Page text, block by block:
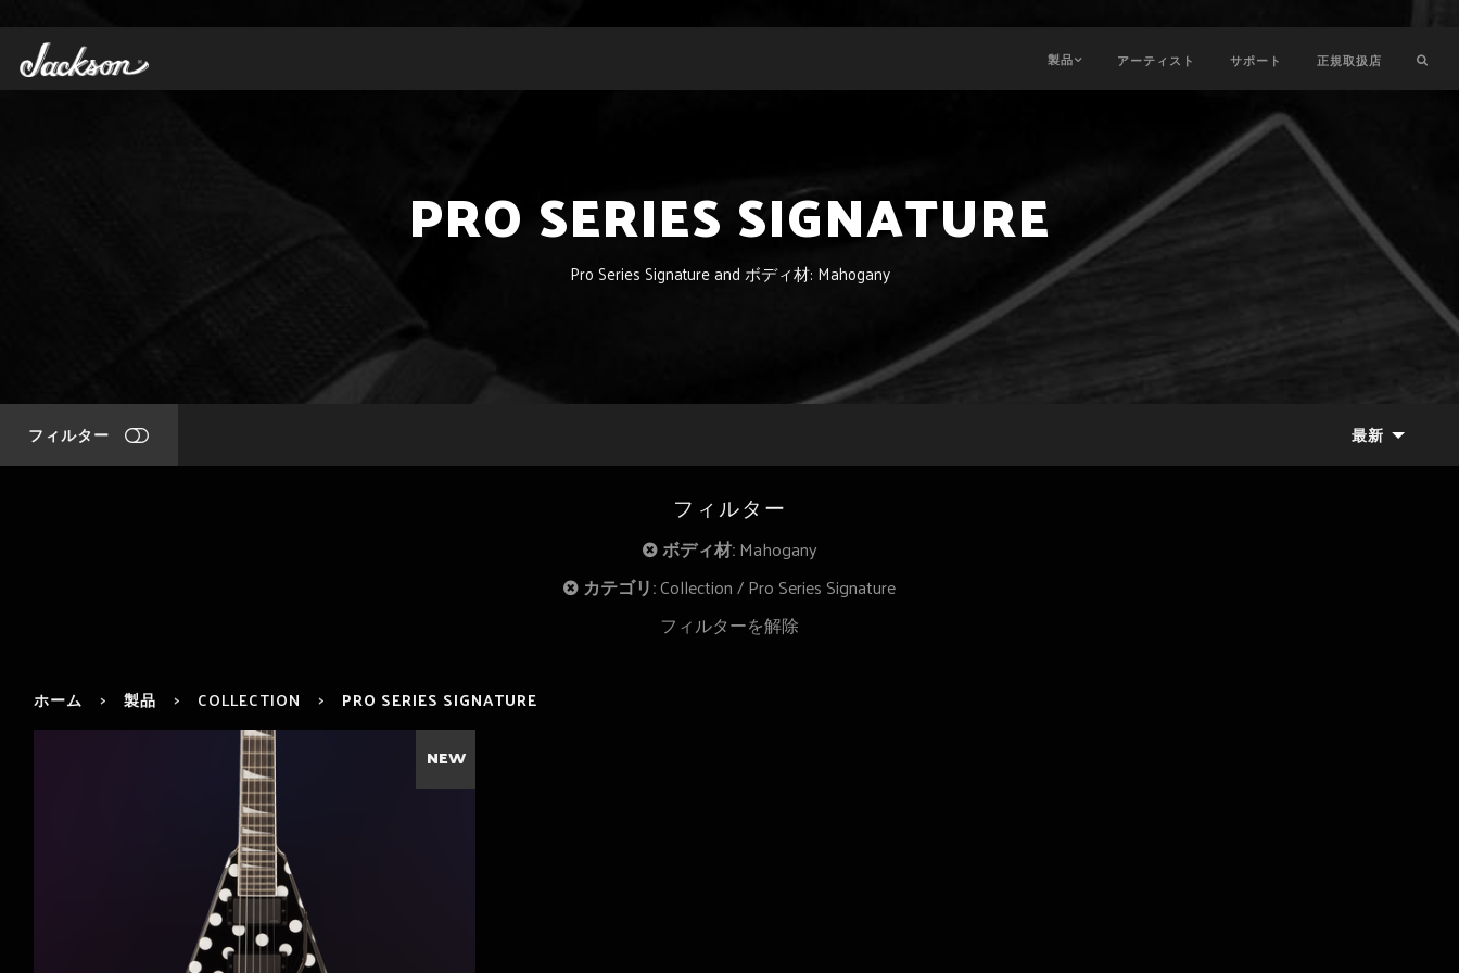
製品 アーティスト サポート 正規取扱店
PRO SERIES SIGNATURE
Pro Series Signature and ボディ材: Mahogany
フィルター 最新
フィルター
ボディ材:Mahogany
カテゴリ:Collection Pro Series Signature
フィルターを解除
ホーム 製品 COLLECTION PRO SERIES SIGNATURE
NEW